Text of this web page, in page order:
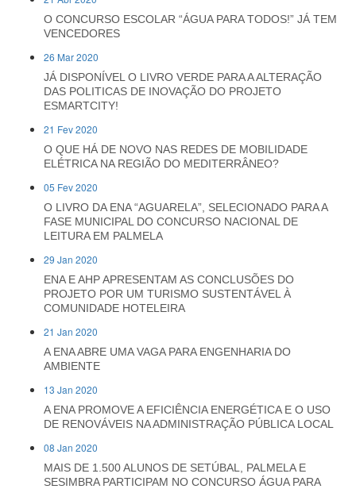
O CONCURSO ESCOLAR “ÁGUA PARA TODOS!” JÁ TEM
VENCEDORES
26 Mar 2020
JÁ DISPONÍVEL O LIVRO VERDE PARA A ALTERAÇÃO
DAS POLITICAS DE INOVAÇÃO DO PROJETO
ESMARTCITY!
21 Fev 2020
O QUE HÁ DE NOVO NAS REDES DE MOBILIDADE
ELÉTRICA NA REGIÃO DO MEDITERRÂNEO?
05 Fev 2020
O LIVRO DA ENA “AGUARELA”, SELECIONADO PARA A
FASE MUNICIPAL DO CONCURSO NACIONAL DE
LEITURA EM PALMELA
29 Jan 2020
ENA E AHP APRESENTAM AS CONCLUSÕES DO
PROJETO POR UM TURISMO SUSTENTÁVEL À
COMUNIDADE HOTELEIRA
21 Jan 2020
A ENA ABRE UMA VAGA PARA ENGENHARIA DO
AMBIENTE
13 Jan 2020
A ENA PROMOVE A EFICIÊNCIA ENERGÉTICA E O USO
DE RENOVÁVEIS NA ADMINISTRAÇÃO PÚBLICA LOCAL
08 Jan 2020
MAIS DE 1.500 ALUNOS DE SETÚBAL, PALMELA E
SESIMBRA PARTICIPAM NO CONCURSO ÁGUA PARA